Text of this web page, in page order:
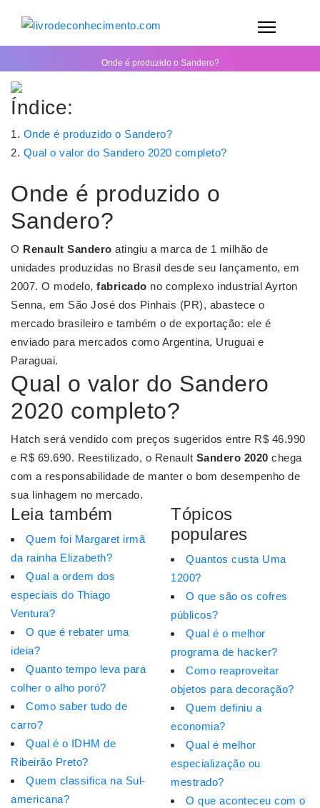
Onde é produzido o Sandero?
Índice:
Onde é produzido o Sandero?
Qual o valor do Sandero 2020 completo?
Onde é produzido o
Sandero?
O Renault Sandero atingiu a marca de 1 milhão de
unidades produzidas no Brasil desde seu lançamento, em
2007. O modelo, fabricado no complexo industrial Ayrton
Senna, em São José dos Pinhais (PR), abastece o
mercado brasileiro e também o de exportação: ele é
enviado para mercados como Argentina, Uruguai e
Paraguai.
Qual o valor do Sandero
2020 completo?
Hatch será vendido com preços sugeridos entre R$ 46.990
e R$ 69.690. Reestilizado, o Renault Sandero 2020 chega
com a responsabilidade de manter o bom desempenho de
sua linhagem no mercado.
Leia também
Quem foi Margaret irmã
da rainha Elizabeth?
Qual a ordem dos
especiais do Thiago
Ventura?
O que é rebater uma
ideia?
Quanto tempo leva para
colher o alho poró?
Como saber tudo de
carro?
Qual é o IDHM de
Ribeirão Preto?
Quem classifica na Sul-
americana?
Tópicos
populares
Quantos custa Uma
1200?
O que são os cofres
públicos?
Qual é o melhor
programa de hacker?
Como reaproveitar
objetos para decoração?
Quem definiu a
economia?
Qual é melhor
especialização ou
mestrado?
O que aconteceu com o